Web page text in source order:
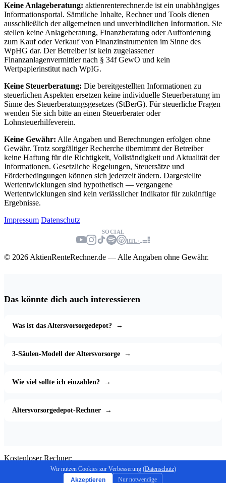
Keine Anlageberatung: aktienrenterechner.de ist ein unabhängiges
Informationsportal. Sämtliche Inhalte, Rechner und Tools dienen
ausschließlich der allgemeinen und unverbindlichen Information. Sie
stellen keine Anlageberatung, Finanzberatung oder Aufforderung
zum Kauf oder Verkauf von Finanzinstrumenten im Sinne des
WpHG dar. Der Betreiber ist kein zugelassener
Finanzanlagenvermittler nach § 34f GewO und kein
Wertpapierinstitut nach WpIG.
Keine Steuerberatung: Die bereitgestellten Informationen zu
steuerlichen Aspekten ersetzen keine individuelle Steuerberatung im
Sinne des Steuerberatungsgesetzes (StBerG). Für steuerliche Fragen
wenden Sie sich bitte an einen Steuerberater oder
Lohnsteuerhilfeverein.
Keine Gewähr: Alle Angaben und Berechnungen erfolgen ohne
Gewähr. Trotz sorgfältiger Recherche übernimmt der Betreiber
keine Haftung für die Richtigkeit, Vollständigkeit und Aktualität der
Informationen. Gesetzliche Regelungen, Steuersätze und
Förderbedingungen können sich jederzeit ändern. Dargestellte
Wertentwicklungen sind hypothetisch — vergangene
Wertentwicklungen sind kein verlässlicher Indikator für zukünftige
Ergebnisse.
Impressum Datenschutz
SOCIAL
RTL+
© 2026 AktienRenteRechner.de — Alle Angaben ohne Gewähr.
Wir nutzen Cookies zur Verbesserung (Datenschutz)
Akzeptieren
Nur notwendige
Das könnte dich auch interessieren
Was ist das Altersvorsorgedepot? →
3-Säulen-Modell der Altersvorsorge →
Wie viel sollte ich einzahlen? →
Altersvorsorgedepot-Rechner →
Kostenloser Rechner:
Endkapital berechnen